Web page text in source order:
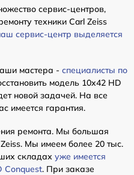
сервис-центров,
техники Carl Zeiss
сервис-центр выделяется
мастера - специалисты по
модель 10x42 HD
новой задачей. На все
имеется гарантия.
ремонта. Мы большая
Мы имеем более 20 тыс.
складах уже имеется
Conquest. При заказе